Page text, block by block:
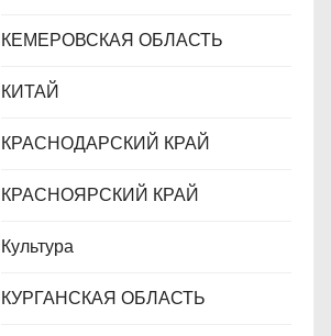
КЕМЕРОВСКАЯ ОБЛАСТЬ
КИТАЙ
КРАСНОДАРСКИЙ КРАЙ
КРАСНОЯРСКИЙ КРАЙ
Культура
КУРГАНСКАЯ ОБЛАСТЬ